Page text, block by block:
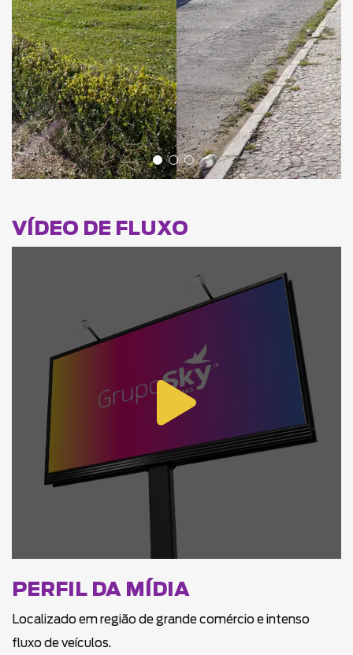
VÍDEO DE FLUXO
PERFIL DA MÍDIA
Localizado em região de grande comércio e intenso
fluxo de veículos.